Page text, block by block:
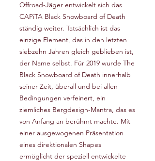
Offroad-Jäger entwickelt sich das
CAPiTA Black Snowboard of Death
ständig weiter. Tatsächlich ist das
einzige Element, das in den letzten
siebzehn Jahren gleich geblieben ist,
der Name selbst. Für 2019 wurde The
Black Snowboard of Death innerhalb
seiner Zeit, überall und bei allen
Bedingungen verfeinert, ein
ziemliches Bergdesign-Mantra, das es
von Anfang an berühmt machte. Mit
einer ausgewogenen Präsentation
eines direktionalen Shapes
ermöglicht der speziell entwickelte